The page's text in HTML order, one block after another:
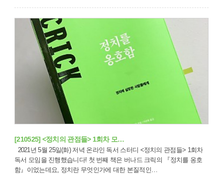
[210525] <정치의 관점들> 1회차 모…
독서 모임을 진행했습니다! 첫 번째 책은 버나드 크릭의 『정치를 옹호
함』이었는데요, 정치란 무엇인가에 대한 본질적인…